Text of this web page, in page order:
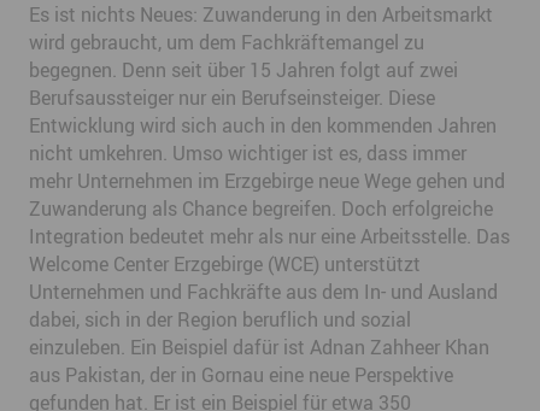
Es ist nichts Neues: Zuwanderung in den Arbeitsmarkt
wird gebraucht, um dem Fachkräftemangel zu
begegnen. Denn seit über 15 Jahren folgt auf zwei
Berufsaussteiger nur ein Berufseinsteiger. Diese
Entwicklung wird sich auch in den kommenden Jahren
nicht umkehren. Umso wichtiger ist es, dass immer
mehr Unternehmen im Erzgebirge neue Wege gehen und
Zuwanderung als Chance begreifen. Doch erfolgreiche
Integration bedeutet mehr als nur eine Arbeitsstelle. Das
Welcome Center Erzgebirge (WCE) unterstützt
Unternehmen und Fachkräfte aus dem In- und Ausland
dabei, sich in der Region beruflich und sozial
einzuleben. Ein Beispiel dafür ist Adnan Zahheer Khan
aus Pakistan, der in Gornau eine neue Perspektive
gefunden hat. Er ist ein Beispiel für etwa 350